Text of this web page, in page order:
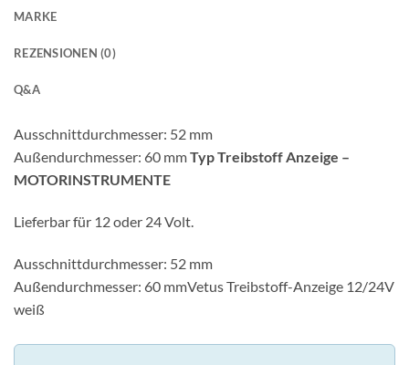
MARKE
REZENSIONEN (0)
Q&A
Ausschnittdurchmesser: 52 mm
Außendurchmesser: 60 mmTyp Treibstoff Anzeige –
MOTORINSTRUMENTE
Lieferbar für 12 oder 24 Volt.
Ausschnittdurchmesser: 52 mm
Außendurchmesser: 60 mmVetus Treibstoff-Anzeige 12/24V
weiß